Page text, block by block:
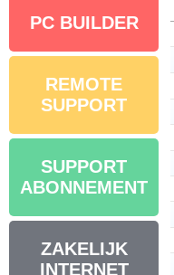
PC BUILDER
REMOTE
SUPPORT
SUPPORT
ABONNEMENT
ZAKELIJK
INTERNET